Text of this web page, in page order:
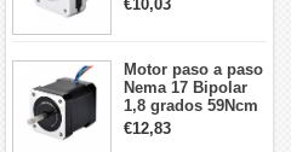
42x42x20mm 4
€10,03
Motor paso a paso
Nema 17 Bipolar
1,8 grados 59Ncm
2A 42x48mm 4
cables compatible
€12,83